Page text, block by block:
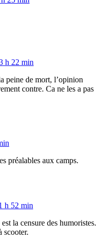
h 22 min
peine de mort, l’opinion
contre. Ca ne les a pas
préalables aux camps.
h 52 min
la censure des humoristes.
scooter.